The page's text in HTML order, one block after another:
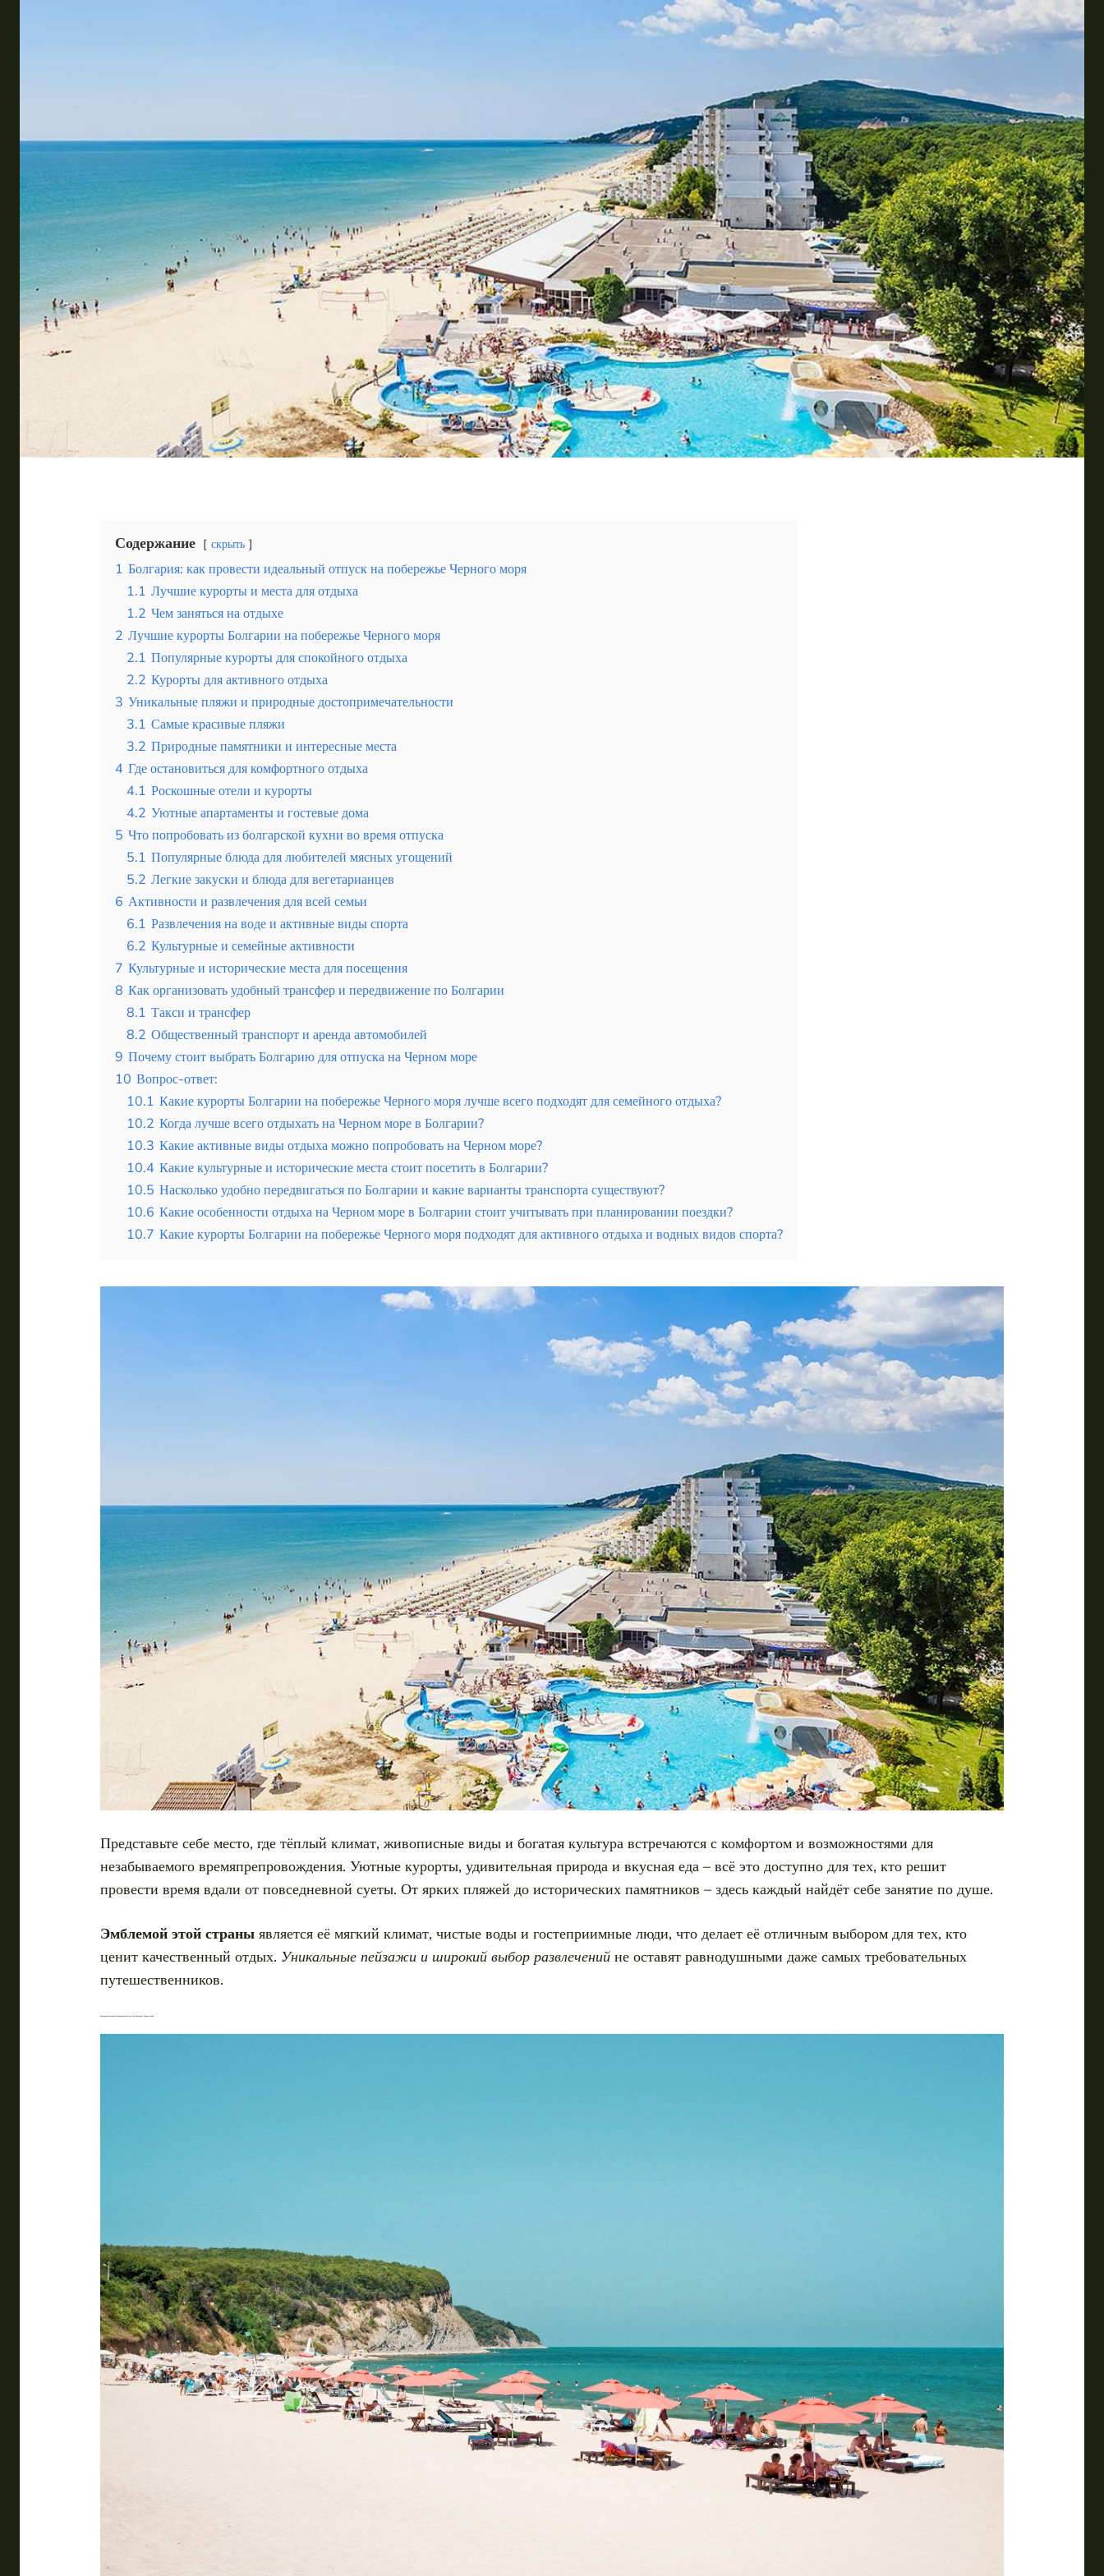
Кавказские Минеральные Воды
Калининград
Сочи
Египет
ОАЭ
Шри-Ланка
Море
Уникальный шопинг в Крыму как способ открыть для себя лучшие рынки магазины и винодельни острова
Содержание скрыть
1 Болгария: как провести идеальный отпуск на побережье Черного моря
1.1 Лучшие курорты и места для отдыха
1.2 Чем заняться на отдыхе
2 Лучшие курорты Болгарии на побережье Черного моря
2.1 Популярные курорты для спокойного отдыха
2.2 Курорты для активного отдыха
3 Уникальные пляжи и природные достопримечательности
3.1 Самые красивые пляжи
3.2 Природные памятники и интересные места
4 Где остановиться для комфортного отдыха
4.1 Роскошные отели и курорты
4.2 Уютные апартаменты и гостевые дома
5 Что попробовать из болгарской кухни во время отпуска
5.1 Популярные блюда для любителей мясных угощений
5.2 Легкие закуски и блюда для вегетарианцев
6 Активности и развлечения для всей семьи
6.1 Развлечения на воде и активные виды спорта
6.2 Культурные и семейные активности
7 Культурные и исторические места для посещения
8 Как организовать удобный трансфер и передвижение по Болгарии
8.1 Такси и трансфер
8.2 Общественный транспорт и аренда автомобилей
9 Почему стоит выбрать Болгарию для отпуска на Черном море
10 Вопрос-ответ:
10.1 Какие курорты Болгарии на побережье Черного моря лучше всего подходят для семейного отдыха?
10.2 Когда лучше всего отдыхать на Черном море в Болгарии?
10.3 Какие активные виды отдыха можно попробовать на Черном море?
10.4 Какие культурные и исторические места стоит посетить в Болгарии?
10.5 Насколько удобно передвигаться по Болгарии и какие варианты транспорта существуют?
10.6 Какие особенности отдыха на Черном море в Болгарии стоит учитывать при планировании поездки?
10.7 Какие курорты Болгарии на побережье Черного моря подходят для активного отдыха и водных видов спорта?
Представьте себе место, где тёплый климат, живописные виды и богатая культура встречаются с комфортом и возможностями для
незабываемого времяпрепровождения. Уютные курорты, удивительная природа и вкусная еда – всё это доступно для тех, кто решит
провести время вдали от повседневной суеты. От ярких пляжей до исторических памятников – здесь каждый найдёт себе занятие по душе.
Эмблемой этой страны является её мягкий климат, чистые воды и гостеприимные люди, что делает её отличным выбором для тех, кто
ценит качественный отдых. Уникальные пейзажи и широкий выбор развлечений не оставят равнодушными даже самых требовательных
путешественников.
Болгария: как провести идеальный отпуск на побережье Черного моря